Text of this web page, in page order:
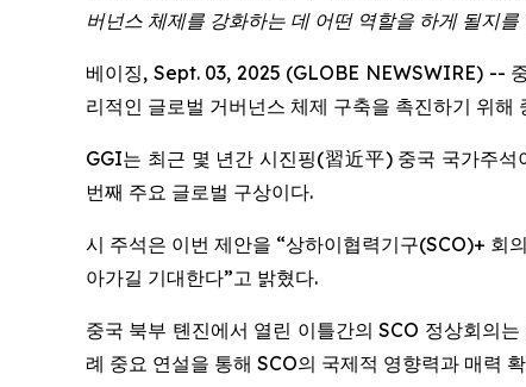
버넌스 체제를 강화하는 데 어떤 역할을 하게 될지를
베이징, Sept. 03, 2025 (GLOBE NEWSWIRE) --
리적인 글로벌 거버넌스 체제 구축을 촉진하기 위
GGI는 최근 몇 년간 시진핑(習近平) 중국 국가주
번째 주요 글로벌 구상이다.
시 주석은 이번 제안을 “상하이협력기구(SCO)+ 회
아가길 기대한다”고 밝혔다.
중국 북부 톈진에서 열린 이틀간의 SCO 정상회의
례 중요 연설을 통해 SCO의 국제적 영향력과 매력